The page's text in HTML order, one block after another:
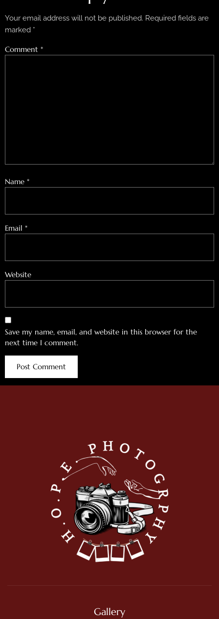
Your email address will not be published. Required fields are
marked *
Comment *
Name *
Email *
Website
Save my name, email, and website in this browser for the
next time I comment.
Gallery